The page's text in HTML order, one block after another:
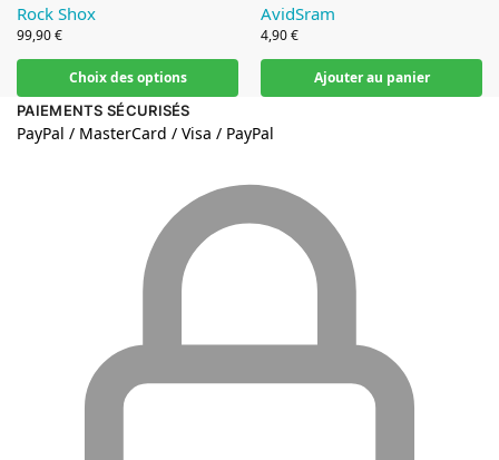
Rock Shox
99,90€
Choix des options
AvidSram
4,90€
Ajouter au panier
PAIEMENTS SÉCURISÉS
PayPal / MasterCard / Visa / PayPal